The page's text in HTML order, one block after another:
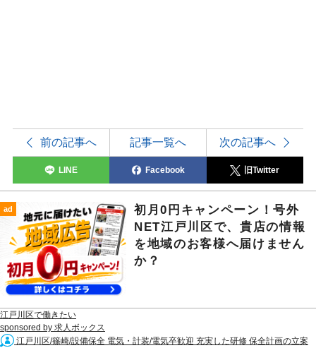
前の記事へ 記事一覧へ 次の記事へ
LINE Facebook 旧Twitter
ad
初月0円キャンペーン！号外
NET江戸川区で、貴店の情報
を地域のお客様へ届けません
か？
江戸川区で働きたい
sponsored by 求人ボックス
江戸川区/篠崎/設備保全 電気・計装/電気卒歓迎 充実した研修 保全計画の立案